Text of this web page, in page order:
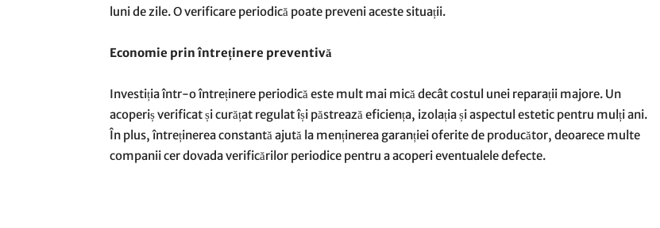
luni de zile. O verificare periodică poate preveni aceste situații.
Economie prin întreținere preventivă
Investiția într-o întreținere periodică este mult mai mică decât costul unei reparații majore. Un
acoperiș verificat și curățat regulat își păstrează eficiența, izolația și aspectul estetic pentru mulți ani.
În plus, întreținerea constantă ajută la menținerea garanției oferite de producător, deoarece multe
companii cer dovada verificărilor periodice pentru a acoperi eventualele defecte.